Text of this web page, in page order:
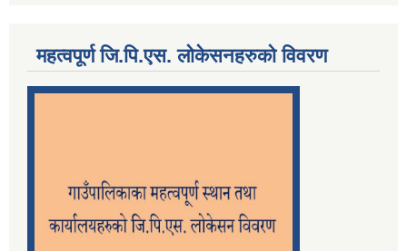
महत्वपूर्ण जि.पि.एस. लोकेसनहरुको विवरण